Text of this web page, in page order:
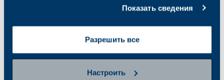
Показать сведения
Разрешить все
Настроить